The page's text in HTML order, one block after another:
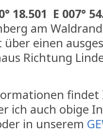
18.501 E 007°
am
einen
Richtung
ich auch obige
in unserem